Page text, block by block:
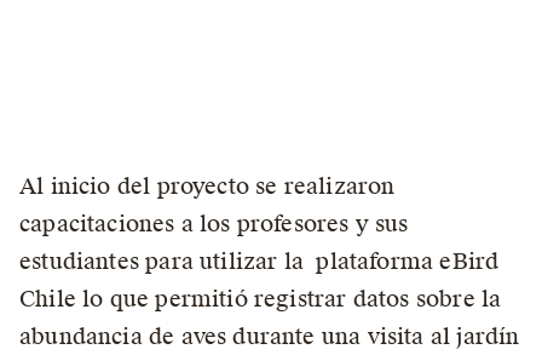
Al inicio del proyecto se realizaron
capacitaciones a los profesores y sus
estudiantes para utilizar la plataforma eBird
Chile lo que permitió registrar datos sobre la
abundancia de aves durante una visita al jardín